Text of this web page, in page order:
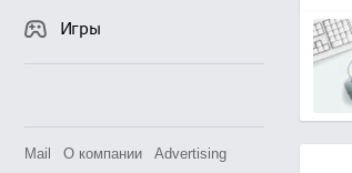
Игры
Mail О компании
Advertising